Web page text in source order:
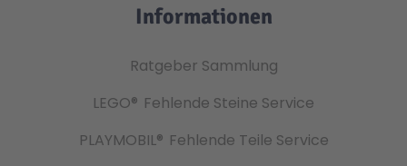
Informationen
Ratgeber Sammlung
LEGO® Fehlende Steine Service
PLAYMOBIL® Fehlende Teile Service